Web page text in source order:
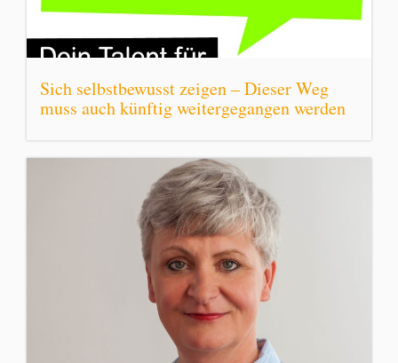
Sich selbstbewusst zeigen – Dieser Weg
muss auch künftig weitergegangen werden